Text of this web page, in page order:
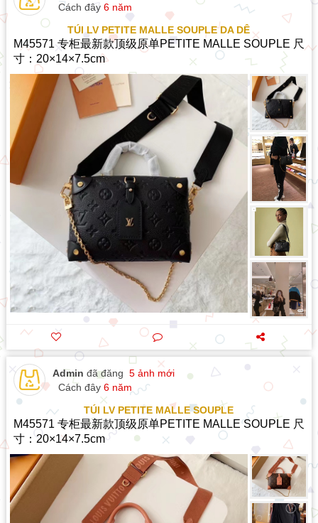
Cách đây 6 năm
TÚI LV PETITE MALLE SOUPLE DA DÊ
M45571 专柜最新款顶级原单PETITE MALLE SOUPLE 尺
寸：20×14×7.5cm
Admin đã đăng 5 ảnh mới
Cách đây 6 năm
TÚI LV PETITE MALLE SOUPLE
M45571 专柜最新款顶级原单PETITE MALLE SOUPLE 尺
寸：20×14×7.5cm